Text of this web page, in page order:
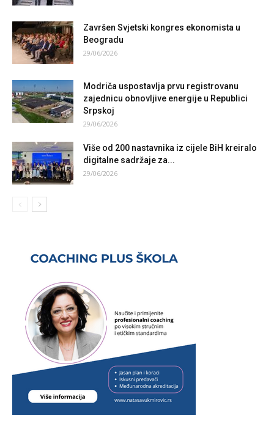
Završen Svjetski kongres ekonomista u
Beogradu
29/06/2026
Modriča uspostavlja prvu registrovanu
zajednicu obnovljive energije u Republici
Srpskoj
29/06/2026
Više od 200 nastavnika iz cijele BiH kreiralo
digitalne sadržaje za...
29/06/2026